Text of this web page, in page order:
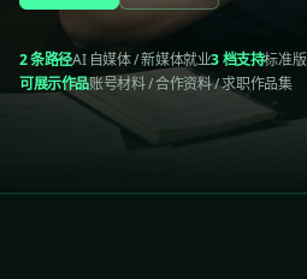
2 条路径AI 自媒体 / 新媒体就业3 档支持标准
可展示作品账号材料 / 合作资料 / 求职作品集